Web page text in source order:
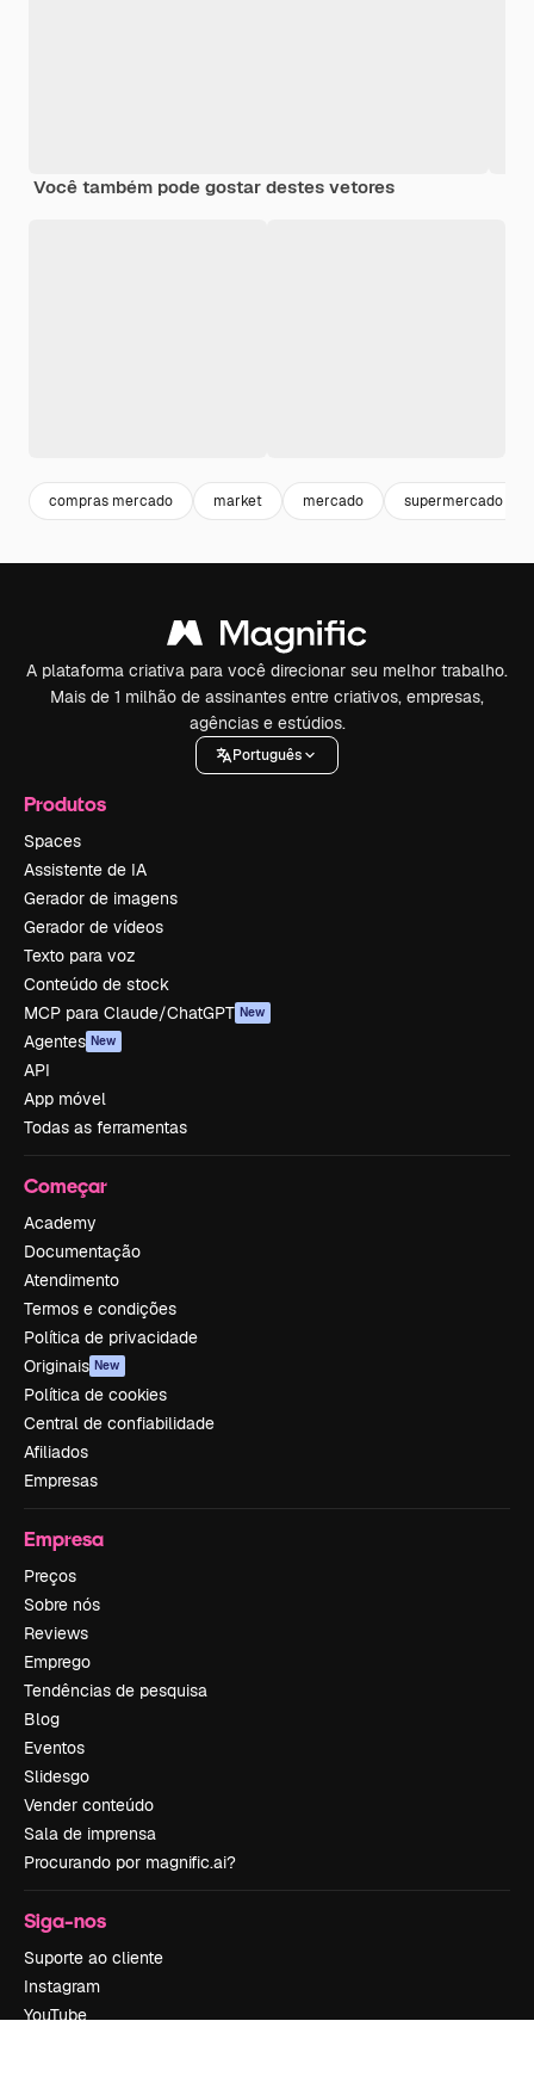
Você também pode gostar destes vetores
compras mercado market mercado supermercado
A plataforma criativa para você direcionar seu melhor trabalho.
Mais de 1 milhão de assinantes entre criativos, empresas,
agências e estúdios.
Português
Produtos
Spaces
Assistente de IA
Gerador de imagens
Gerador de vídeos
Texto para voz
Conteúdo de stock
MCP para Claude/ChatGPT New
Agentes New
API
App móvel
Todas as ferramentas
Começar
Academy
Documentação
Atendimento
Termos e condições
Política de privacidade
Originais New
Política de cookies
Central de confiabilidade
Afiliados
Empresas
Empresa
Preços
Sobre nós
Reviews
Emprego
Tendências de pesquisa
Blog
Eventos
Slidesgo
Vender conteúdo
Sala de imprensa
Procurando por magnific.ai?
Siga-nos
Suporte ao cliente
Instagram
YouTube